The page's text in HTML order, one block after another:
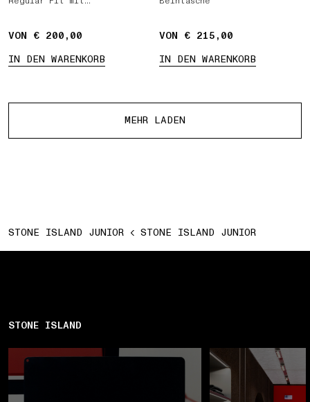
VON € 200,00
IN DEN WARENKORB
VON € 215,00
IN DEN WARENKORB
MEHR LADEN
STONE ISLAND JUNIOR STONE ISLAND JUNIOR
STONE ISLAND